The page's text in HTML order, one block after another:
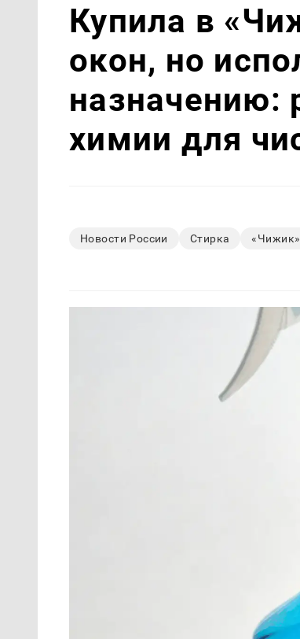
Купила в
окон, но
назначению:
химии для
Новости России Стирка «Чижик»